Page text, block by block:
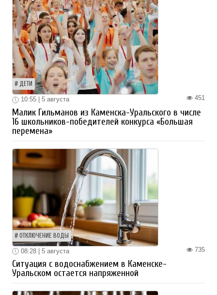
ДЕТИ
451
10:55 | 5 августа
Малик Гильманов из Каменска-Уральского в числе
16 школьников-победителей конкурса «Большая
перемена»
ОТКЛЮЧЕНИЕ ВОДЫ
735
08:28 | 5 августа
Ситуация с водоснабжением в Каменске-
Уральском остается напряженной